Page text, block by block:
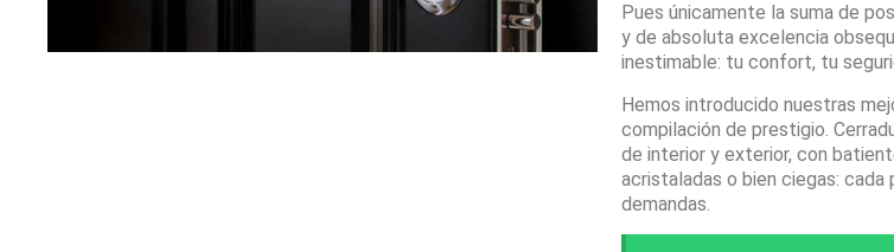
Pues únicamente la suma de
y de absoluta excelencia
inestimable: tu confort, tu
Hemos introducido nuestras
compilación de prestigio.
de interior y exterior, con
acristaladas o bien ciegas:
demandas.